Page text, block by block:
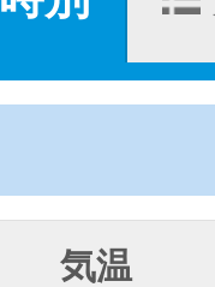
気温